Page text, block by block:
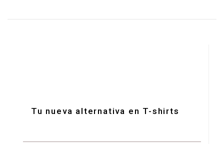
Tu nueva alternativa en T-shirts